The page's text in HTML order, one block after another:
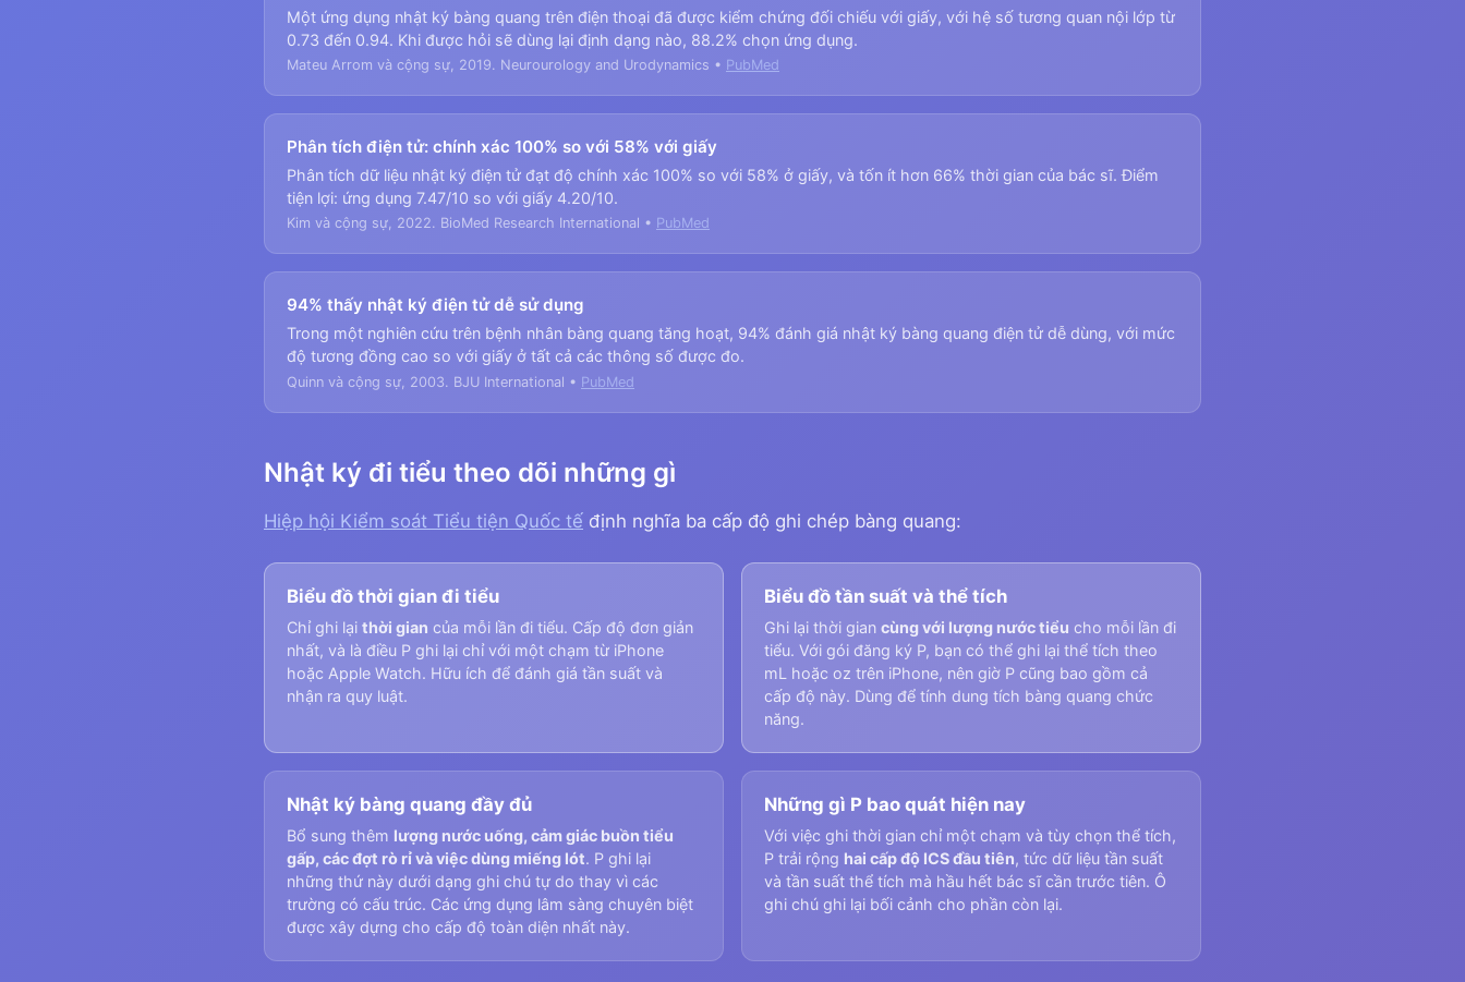
Một ứng dụng nhật ký bàng quang trên điện thoại đã được kiểm chứng đối chiếu với giấy, với hệ số tương quan nội lớp từ
0.73 đến 0.94. Khi được hỏi sẽ dùng lại định dạng nào, 88.2% chọn ứng dụng.
Mateu Arrom và cộng sự, 2019. Neurourology and Urodynamics • PubMed
Phân tích điện tử: chính xác 100% so với 58% với giấy
Phân tích dữ liệu nhật ký điện tử đạt độ chính xác 100% so với 58% ở giấy, và tốn ít hơn 66% thời gian của bác sĩ. Điểm
tiện lợi: ứng dụng 7.47/10 so với giấy 4.20/10.
Kim và cộng sự, 2022. BioMed Research International • PubMed
94% thấy nhật ký điện tử dễ sử dụng
Trong một nghiên cứu trên bệnh nhân bàng quang tăng hoạt, 94% đánh giá nhật ký bàng quang điện tử dễ dùng, với mức
độ tương đồng cao so với giấy ở tất cả các thông số được đo.
Quinn và cộng sự, 2003. BJU International • PubMed
Nhật ký đi tiểu theo dõi những gì
Hiệp hội Kiểm soát Tiểu tiện Quốc tế định nghĩa ba cấp độ ghi chép bàng quang:
Biểu đồ thời gian đi tiểu
Chỉ ghi lại thời gian của mỗi lần đi tiểu. Cấp độ đơn giản
nhất, và là điều P ghi lại chỉ với một chạm từ iPhone
hoặc Apple Watch. Hữu ích để đánh giá tần suất và
nhận ra quy luật.
Biểu đồ tần suất và thể tích
Ghi lại thời gian cùng với lượng nước tiểu cho mỗi lần đi
tiểu. Với gói đăng ký P, bạn có thể ghi lại thể tích theo
mL hoặc oz trên iPhone, nên giờ P cũng bao gồm cả
cấp độ này. Dùng để tính dung tích bàng quang chức
năng.
Nhật ký bàng quang đầy đủ
Bổ sung thêm lượng nước uống, cảm giác buồn tiểu
gấp, các đợt rò rỉ và việc dùng miếng lót. P ghi lại
những thứ này dưới dạng ghi chú tự do thay vì các
trường có cấu trúc. Các ứng dụng lâm sàng chuyên biệt
được xây dựng cho cấp độ toàn diện nhất này.
Những gì P bao quát hiện nay
Với việc ghi thời gian chỉ một chạm và tùy chọn thể tích,
P trải rộng hai cấp độ ICS đầu tiên, tức dữ liệu tần suất
và tần suất thể tích mà hầu hết bác sĩ cần trước tiên. Ô
ghi chú ghi lại bối cảnh cho phần còn lại.